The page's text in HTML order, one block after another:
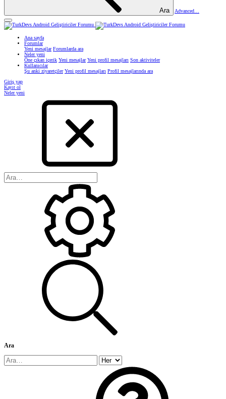
Ara Advanced…
Ana sayfa
Forumlar
Yeni mesajlar Forumlarda ara
Neler yeni
Öne çıkan içerik Yeni mesajlar Yeni profil mesajları Son aktiviteler
Kullanıcılar
Şu anki ziyaretçiler Yeni profil mesajları Profil mesajlarında ara
Giriş yap
Kayıt ol
Neler yeni
Ara